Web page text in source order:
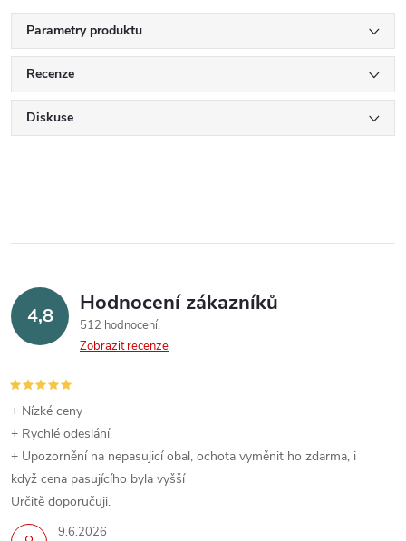
Parametry produktu
Recenze
Diskuse
4,8 Hodnocení zákazníků
512 hodnocení
Zobrazit recenze
9.6.2026
+ Nízké ceny
+ Rychlé odeslání
+ Upozornění na nepasujicí obal, ochota vyměnit ho zdarma, i
když cena pasujícího byla vyšší
Určitě doporučuji.